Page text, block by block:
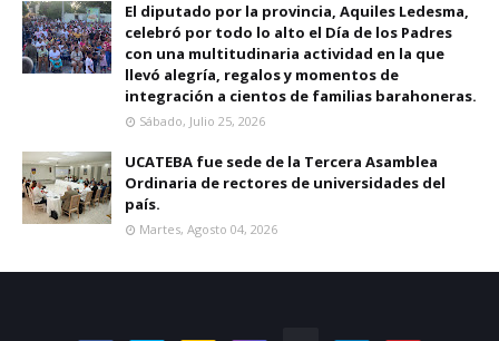
El diputado por la provincia, Aquiles Ledesma,
celebró por todo lo alto el Día de los Padres
con una multitudinaria actividad en la que
llevó alegría, regalos y momentos de
integración a cientos de familias barahoneras.
Sábado, Julio 25, 2026
UCATEBA fue sede de la Tercera Asamblea
Ordinaria de rectores de universidades del
país.
Martes, Agosto 04, 2026